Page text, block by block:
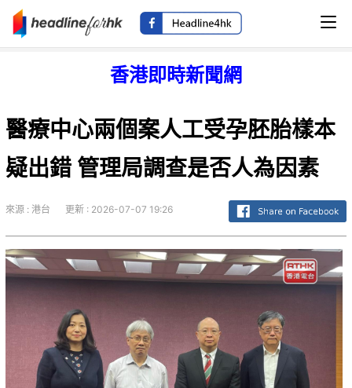
香港即時新聞網
醫療中心兩個案人工受孕胚胎樣本
疑出錯 管理局調查是否人為因素
來源 : 港台 更新 : 2026-07-07 19:26